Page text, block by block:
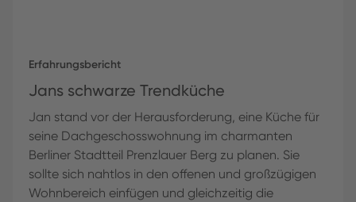
Erfahrungsbericht
Jans schwarze Trendküche
Jan stand vor der Herausforderung, eine Küche für
seine Dachgeschosswohnung im charmanten
Berliner Stadtteil Prenzlauer Berg zu planen. Sie
sollte sich nahtlos in den offenen und großzügigen
Wohnbereich einfügen und gleichzeitig die